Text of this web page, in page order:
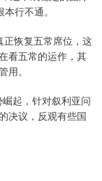
行不通。
恢复五常席位，这
看五常的运作，其
用。
起，针对叙利亚问
决议，反观有些国